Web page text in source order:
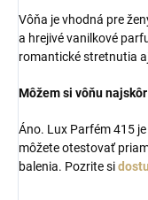
Vôňa je vhodná pre
a hrejivé vanilkové
romantické stretnutia
Môžem si vôňu
Áno. Lux Parfém 415
môžete otestovať
balenia. Pozrite si